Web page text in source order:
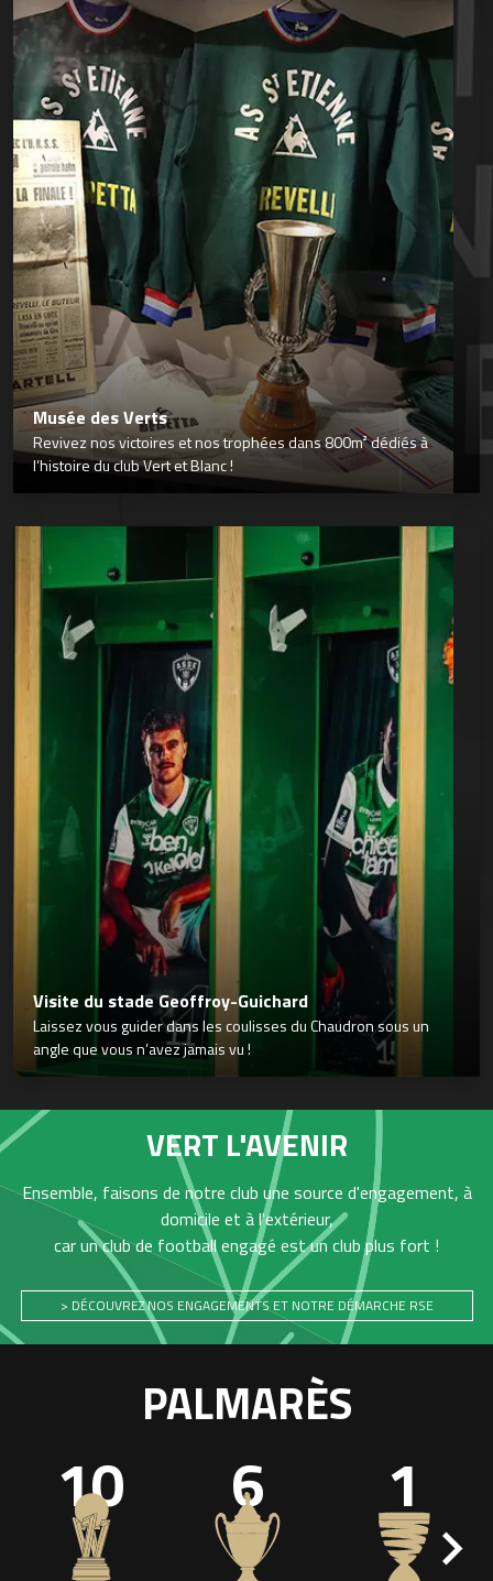
Musée des Verts
Revivez nos victoires et nos trophées dans 800m² dédiés à
l’histoire du club Vert et Blanc !
Visite du stade Geoffroy-Guichard
Laissez vous guider dans les coulisses du Chaudron sous un
angle que vous n’avez jamais vu !
VERT L'AVENIR
Ensemble, faisons de notre club une source d'engagement, à
domicile et à l'extérieur,
car un club de football engagé est un club plus fort !
> DÉCOUVREZ NOS ENGAGEMENTS ET NOTRE DÉMARCHE RSE
PALMARÈS
10 6 1